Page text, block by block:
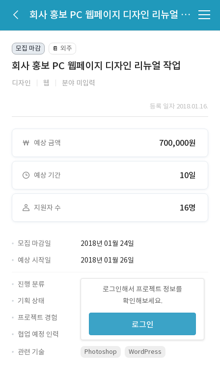
회사 홍보 PC 웹페이지 디자인 리뉴얼 작업
모집 마감 📔 외주
회사 홍보 PC 웹페이지 디자인 리뉴얼 작업
디자인 웹 분야 미입력
등록 일자 2018.01.16.
예상 금액 700,000원
예상 기간 10일
지원자 수 16명
모집 마감일
2018년 01월 24일
예상 시작일
2018년 01월 26일
로그인해서 프로젝트 정보를
확인해보세요.
로그인
진행 분류
기획 상태
프로젝트 경험
협업 예정 인력
관련 기술
Photoshop WordPress